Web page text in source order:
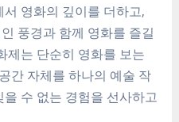
영화의 깊이를 더하고,
풍경과 함께 영화를 즐길
제는 단순히 영화를 보는
간 자체를 하나의 예술 작
수 없는 경험을 선사하고